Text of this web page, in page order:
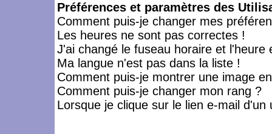
Préférences et paramètres des
Comment puis-je changer mes
Les heures ne sont pas correctes !
J'ai changé le fuseau horaire et l'heure
Ma langue n'est pas dans la liste !
Comment puis-je montrer une image
Comment puis-je changer mon rang ?
Lorsque je clique sur le lien e-mail